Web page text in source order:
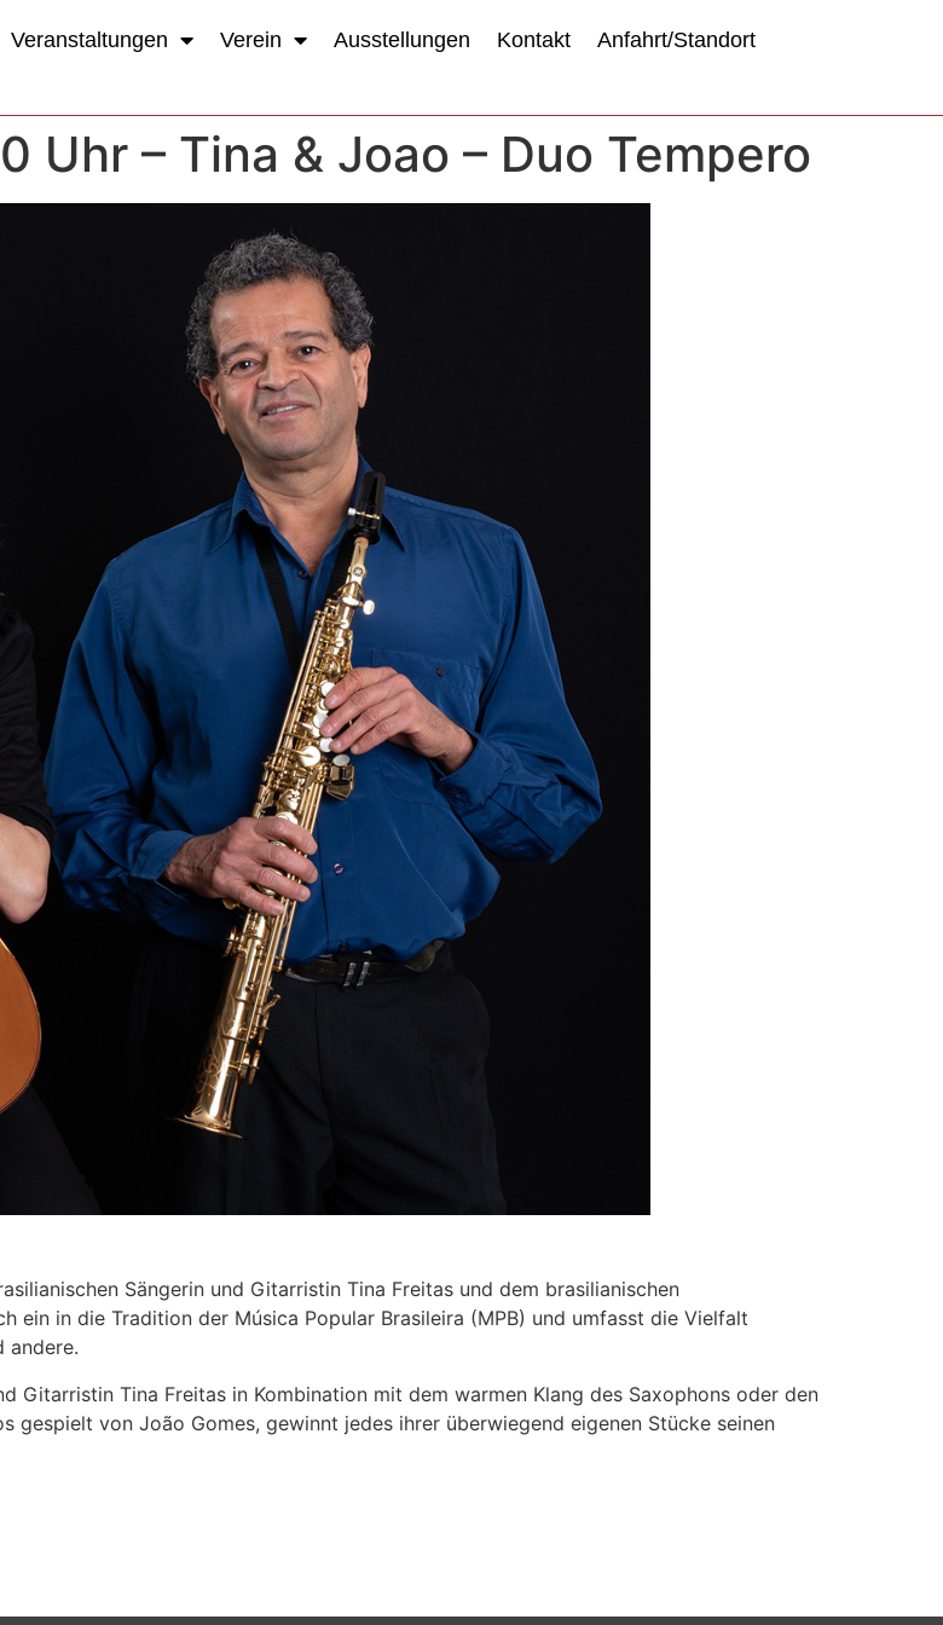
Veranstaltungen Verein Ausstellungen Kontakt Anfahrt/Standort
Uhr – Tina & Joao – Duo Tempero
Sängerin und Gitarristin Tina Freitas und dem brasilianischen
ein in die Tradition der Música Popular Brasileira (MPB) und umfasst die Vielfalt
andere.
Gitarristin Tina Freitas in Kombination mit dem warmen Klang des Saxophons oder den
gespielt von João Gomes, gewinnt jedes ihrer überwiegend eigenen Stücke seinen